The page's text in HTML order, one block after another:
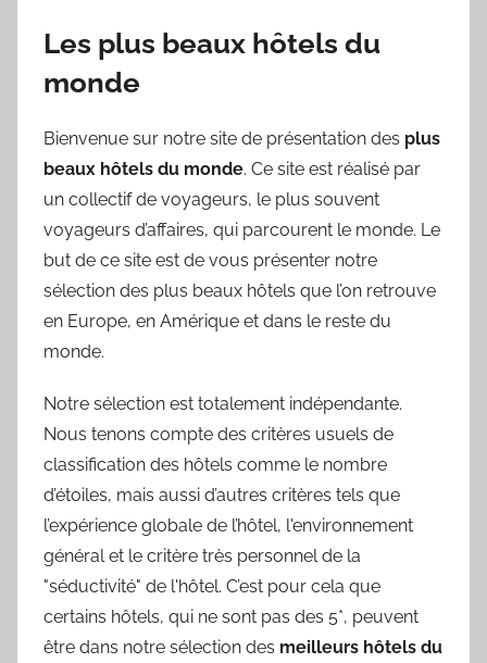
Les plus beaux hôtels du
monde
Bienvenue sur notre site de présentation des plus
beaux hôtels du monde. Ce site est réalisé par
un collectif de voyageurs, le plus souvent
voyageurs d’affaires, qui parcourent le monde. Le
but de ce site est de vous présenter notre
sélection des plus beaux hôtels que l’on retrouve
en Europe, en Amérique et dans le reste du
monde.
Notre sélection est totalement indépendante.
Nous tenons compte des critères usuels de
classification des hôtels comme le nombre
d’étoiles, mais aussi d’autres critères tels que
l’expérience globale de l’hôtel, l'environnement
général et le critère très personnel de la
"séductivité" de l'hôtel. C’est pour cela que
certains hôtels, qui ne sont pas des 5*, peuvent
être dans notre sélection des meilleurs hôtels du